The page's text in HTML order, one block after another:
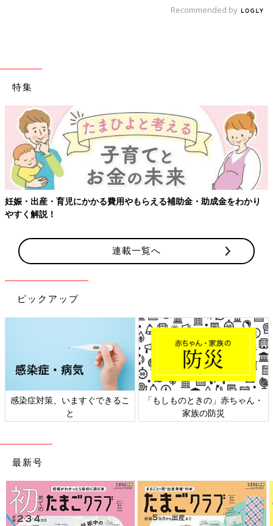
Recommended by
特集
【ワクチン接種できるものも】妊婦の感染症対策、知っておいて
連載一覧へ
ピックアップ
ん・
日本外来小児科学会リーフレッ
六星占術 細木かおりさん
相談
最新号